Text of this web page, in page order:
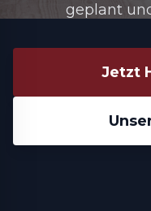
geplant
Jetzt